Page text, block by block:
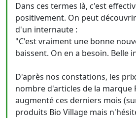
Dans ces termes là, c'est
positivement. On peut
d'un internaute :
"C'est vraiment une bonne
baissent. On en a besoin. Belle
D'après nos constations, les
nombre d'articles de la marque
augmenté ces derniers mois
produits Bio Village mais